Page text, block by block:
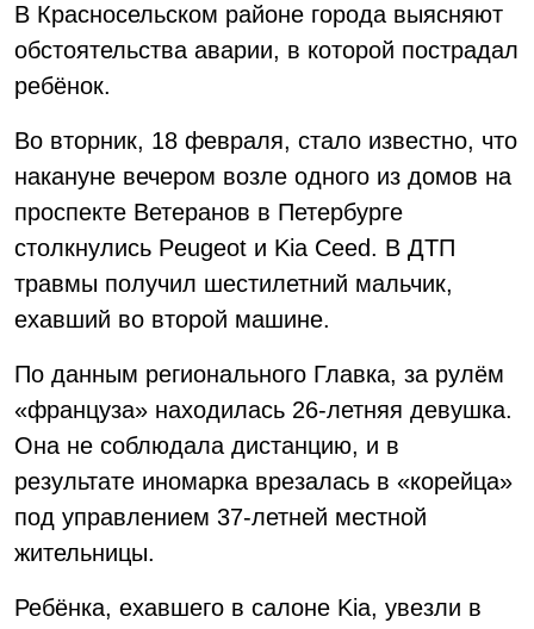
В Красносельском районе города выясняют
обстоятельства аварии, в которой пострадал
ребёнок.
Во вторник, 18 февраля, стало известно, что
накануне вечером возле одного из домов на
проспекте Ветеранов в Петербурге
столкнулись Peugeot и Kia Ceed. В ДТП
травмы получил шестилетний мальчик,
ехавший во второй машине.
По данным регионального Главка, за рулём
«француза» находилась 26-летняя девушка.
Она не соблюдала дистанцию, и в
результате иномарка врезалась в «корейца»
под управлением 37-летней местной
жительницы.
Ребёнка, ехавшего в салоне Kia, увезли в